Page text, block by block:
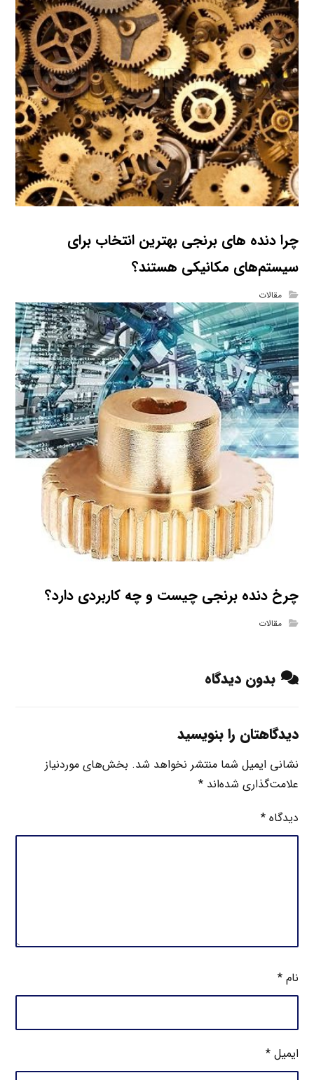
چرا دنده‌ های برنجی بهترین انتخاب برای
سیستم‌های مکانیکی هستند؟
مقالات
چرخ دنده برنجی چیست و چه کاربردی دارد؟
مقالات
بدون دیدگاه
دیدگاهتان را بنویسید
نشانی ایمیل شما منتشر نخواهد شد. بخش‌های موردنیاز
علامت‌گذاری شده‌اند*
دیدگاه*
نام*
ایمیل*